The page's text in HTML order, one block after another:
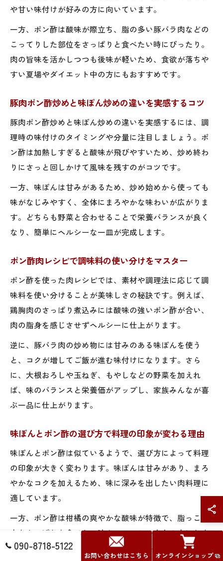
や甘い味付けが好みの方に向いています。
一方、ポン酢は酸味が際立ち、脂の多い豚バラ肉などの
こってりした部位をさっぱりと食べたい時にぴったり。
肉の旨味を活かしつつも後味が軽いため、食欲が落ちや
すい夏場やダイエット中の方にもおすすめです。
豚肉ポン酢炒めと味ぽん炒めの違いを実感するコツ
豚肉ポン酢炒めと味ぽん炒めの違いを実感するには、調
理時の味付けのタイミングや分量に注目しましょう。ポ
ン酢は加熱しすぎると酸味が飛びやすいため、炒め終わ
りにさっと回しかけて風味を残すのがコツです。
一方、味ぽんは甘みがあるため、炒め始めから使っても
味がなじみやすく、全体にまろやかな味わいが広がりま
す。どちらも野菜と合わせることで栄養バランスが良く
なり、簡単にヘルシーな一皿が完成します。
ポン酢肉レシピで調味料の使い分けをマスター
ポン酢を使った肉レシピでは、素材や調理法に応じて調
味料を使い分けることが美味しさの秘訣です。例えば、
鶏胸肉のさっぱり煮込みには酸味の強いポン酢が合い、
肉の脂身を感じさせずヘルシーに仕上がります。
逆に、豚バラ肉の炒め物には甘みのある味ぽんを使う
と、コクが増してご飯が進む味付けになります。さら
に、大根おろしや玉ねぎ、もやしなどの野菜を加えれ
ば、味のバランスと栄養価がアップし、家族みんなが喜
ぶ一品に仕上がります。
味ぽんとポン酢の選び方で料理の印象が変わる理由
味ぽんとポン酢は似ているようで、選び方によって料理
の印象が大きく変わります。味ぽんは甘みがあり、まろ
やかなコクを加えるため、味に深みを出したい肉料理に
適しています。
一方、ポン酢は柑橘の爽やかな酸味が特徴で、脂っこい
肉をさっぱりと食べたい時や、ヘルシー志向の方におす
すめです。選ぶ際は、料理の目的や好みに合わせて使い
090-8718-5122
お問い合わせはこちら オンラインショップ